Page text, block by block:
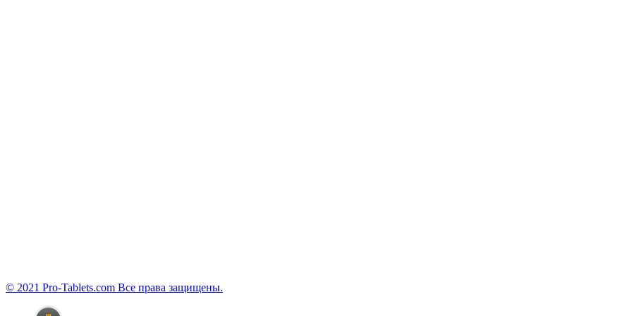
© 2021 Pro-Tablets.com Все права защищены.